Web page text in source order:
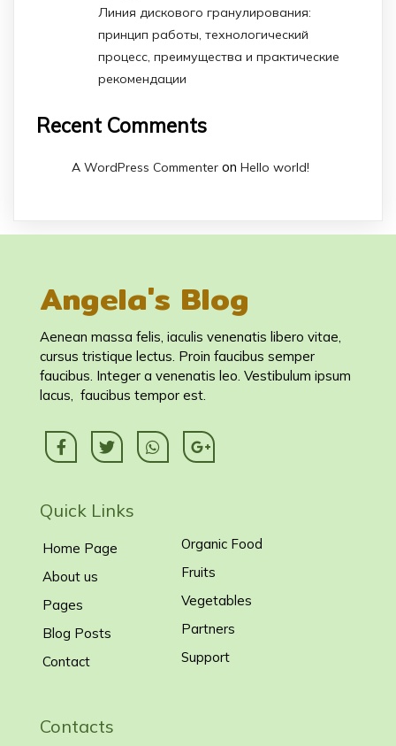
Линия дискового гранулирования:
принцип работы, технологический
процесс, преимущества и практические
рекомендации
Recent Comments
A WordPress Commenter on Hello world!
Angela's Blog
Aenean massa felis, iaculis venenatis libero vitae,
cursus tristique lectus. Proin faucibus semper
faucibus. Integer a venenatis leo. Vestibulum ipsum
lacus, faucibus tempor est.
Quick Links
Home Page
About us
Pages
Blog Posts
Contact
Organic Food
Fruits
Vegetables
Partners
Support
Contacts